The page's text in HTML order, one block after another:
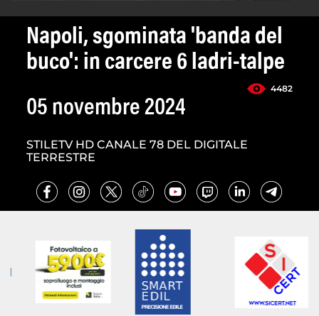
Napoli, sgominata 'banda del
buco': in carcere 6 ladri-talpe
4482
05 novembre 2024
STILETV HD CANALE 78 DEL DIGITALE
TERRESTRE